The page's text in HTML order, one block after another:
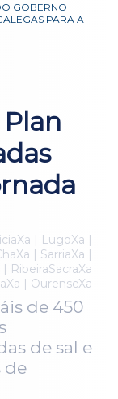
GOBERNO
PARA A
| LugoXa |
| SarriaXa |
RibeiraSacraXa
| OurenseXa
de 450
de sal e
de